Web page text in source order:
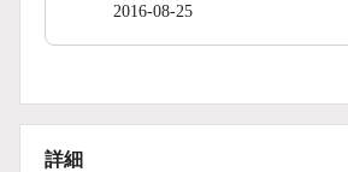
2016-08-25
詳細